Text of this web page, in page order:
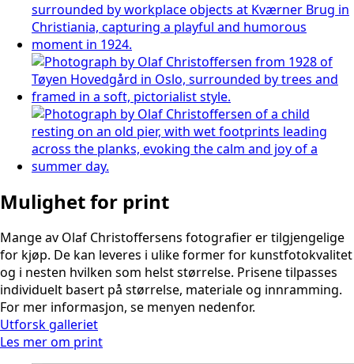
Mulighet for print
Mange av Olaf Christoffersens fotografier er tilgjengelige
for kjøp. De kan leveres i ulike former for kunstfotokvalitet
og i nesten hvilken som helst størrelse. Prisene tilpasses
individuelt basert på størrelse, materiale og innramming.
For mer informasjon, se menyen nedenfor.
Utforsk galleriet
Les mer om print